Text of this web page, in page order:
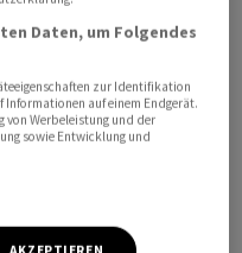
Angriff auf den
Vorgehen bleibt
westlichen
auf eine
Der anhaltende
für Energie,
Daten, um Folgendes
zur Identifikation
auf einem Endgerät.
von Werbeleistung und der
sowie Entwicklung und